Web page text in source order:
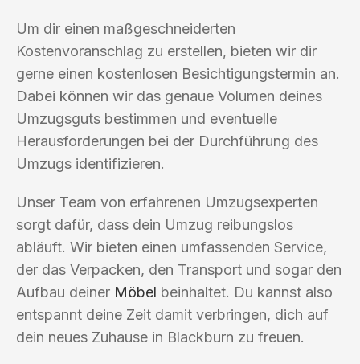
Um dir einen maßgeschneiderten
Kostenvoranschlag zu erstellen, bieten wir dir
gerne einen kostenlosen Besichtigungstermin an.
Dabei können wir das genaue Volumen deines
Umzugsguts bestimmen und eventuelle
Herausforderungen bei der Durchführung des
Umzugs identifizieren.
Unser Team von erfahrenen Umzugsexperten
sorgt dafür, dass dein Umzug reibungslos
abläuft. Wir bieten einen umfassenden Service,
der das Verpacken, den Transport und sogar den
Aufbau deiner Möbel beinhaltet. Du kannst also
entspannt deine Zeit damit verbringen, dich auf
dein neues Zuhause in Blackburn zu freuen.